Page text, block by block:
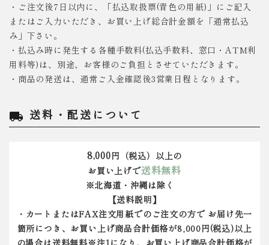
・ご注文後7日以内に、「払込取扱票(青色の用紙)」にご記入
またはご入力いただき、お買い上げ総合計金額を「通常払込
み」下さい。
・払込み時に発生する各種手数料(払込手数料、窓口・ATM利
用料等)は、別途、お客様のご負担とさせていただきます。
・商品の発送は、通常ご入金確認後3営業日程となります。
local_shipping 送料・配送について
8,000円（税込）以上の
お買い上げで送料無料
※北海道・沖縄は除く
【送料説明】
・カートまたはFAX注文用紙でのご注文の方で お届け先一
箇所につき、お買い上げ商品合計価格が8,000円(税込)以上
の場合は送料無料※注1になり、お買い上げ商品合計価格が